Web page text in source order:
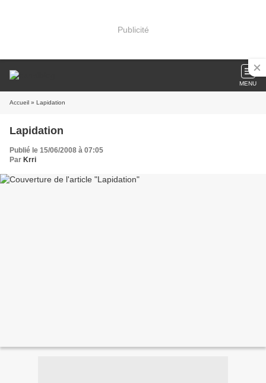
Publicité
MENU
Accueil » Lapidation
Lapidation
Publié le 15/06/2008 à 07:05
Par Krri